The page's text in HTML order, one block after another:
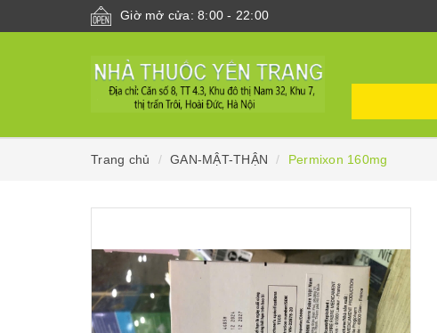
Giờ mở cửa: 8:00 - 22:00
Trang chủ GAN-MẬT-THẬN Permixon 160mg